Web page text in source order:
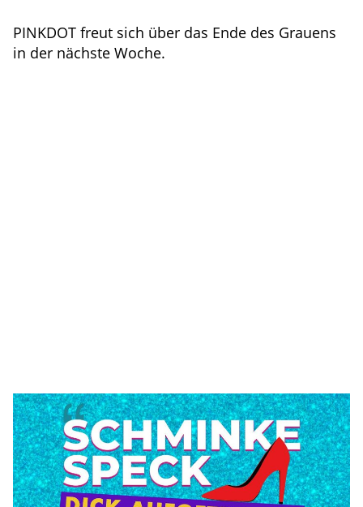
PINKDOT freut sich über das Ende des Grauens
in der nächste Woche.